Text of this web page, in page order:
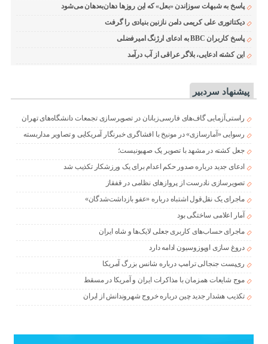
پاسخ به شبهات سوزاندن «بعل» که این روزها دهان‌به‌دهان می‌شود
دیکتاتوری علی کریمی دامن نازنین بنیادی را گرفت
پاسخ کاربران BBC به ادعای ارژنگ امیرفضلی
این کشته ادعایی، بلاگر عراقی از آب درآمد
پیشنهاد سردبیر
راستی‌آزمایی گاف‌های فارسی‌زبانان در تصویرسازی تجمعات دانشگاه‌های تهران
رسوایی «آمارسازی» در مونیخ با افشاگری خبرنگار آمریکایی و تصاویر مداربسته
جعل کشته در مشهد با تصویر یک صهیونیست؛
ادعای جدید درباره صدور حکم اعدام برای یک ورزشکار تکذیب شد
تصویرسازی نادرست از پروازهای نظامی در قفقاز
ماجرای یک نقل‌قول اشتباه درباره «عفو بازداشت‌شدگان»
آمار اعلامی ساختگی بود
ماجرای حساب‌های کاربری جعلی لایک‌ها و شاه ایران
دروغ سازی اوپوزوسیون ادامه دارد
ری‌پست جنجالی ترامپ درباره شانس بزرگ آمریکا
موج شایعات همزمان با مذاکرات ایران و آمریکا در مسقط
تکذیب هشدار جدید چین درباره خروج شهروندانش از ایران